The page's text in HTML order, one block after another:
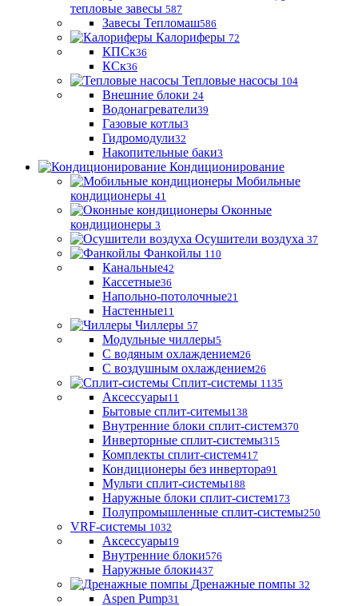
тепловые завесы 587
Завесы Тепломаш586
Калориферы 72
КПСк36
КСк36
Тепловые насосы 104
Внешние блоки 24
Водонагреватели39
Газовые котлы3
Гидромодули32
Накопительные баки3
Кондиционирование
Мобильные
кондиционеры 41
Оконные
кондиционеры 3
Осушители воздуха 37
Фанкойлы 110
Канальные42
Кассетные36
Напольно-потолочные21
Настенные11
Чиллеры 57
Модульные чиллеры5
С водяным охлаждением26
С воздушным охлаждением26
Сплит-системы 1135
Аксессуары11
Бытовые сплит-ситемы138
Внутренние блоки сплит-систем370
Инверторные сплит-системы315
Комплекты сплит-систем417
Кондиционеры без инвертора91
Мульти сплит-системы188
Наружные блоки сплит-систем173
Полупромышленные сплит-системы250
VRF-системы 1032
Аксессуары19
Внутренние блоки576
Наружные блоки437
Дренажные помпы 32
Aspen Pump31